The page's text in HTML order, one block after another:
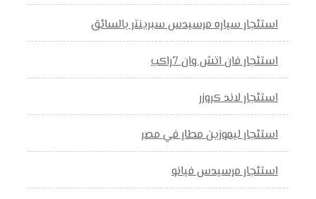
استئجار سياره مرسيدس سبرينتر بالسائق
استئجار فان اتش وان 7راكب
استئجار لاند كروزر
استئجار ليموزين مطار في مصر
استئجار مرسيدس فيانو